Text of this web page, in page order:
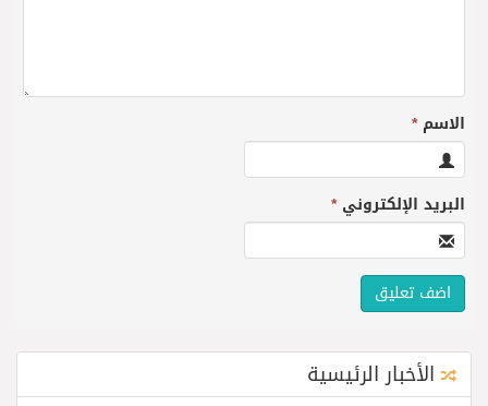
الاسم*
البريد الإلكتروني*
الأخبار الرئيسية